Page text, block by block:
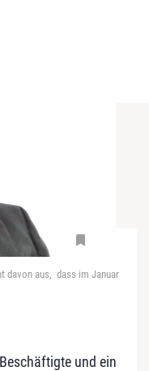
davon aus, dass im Januar
und ein